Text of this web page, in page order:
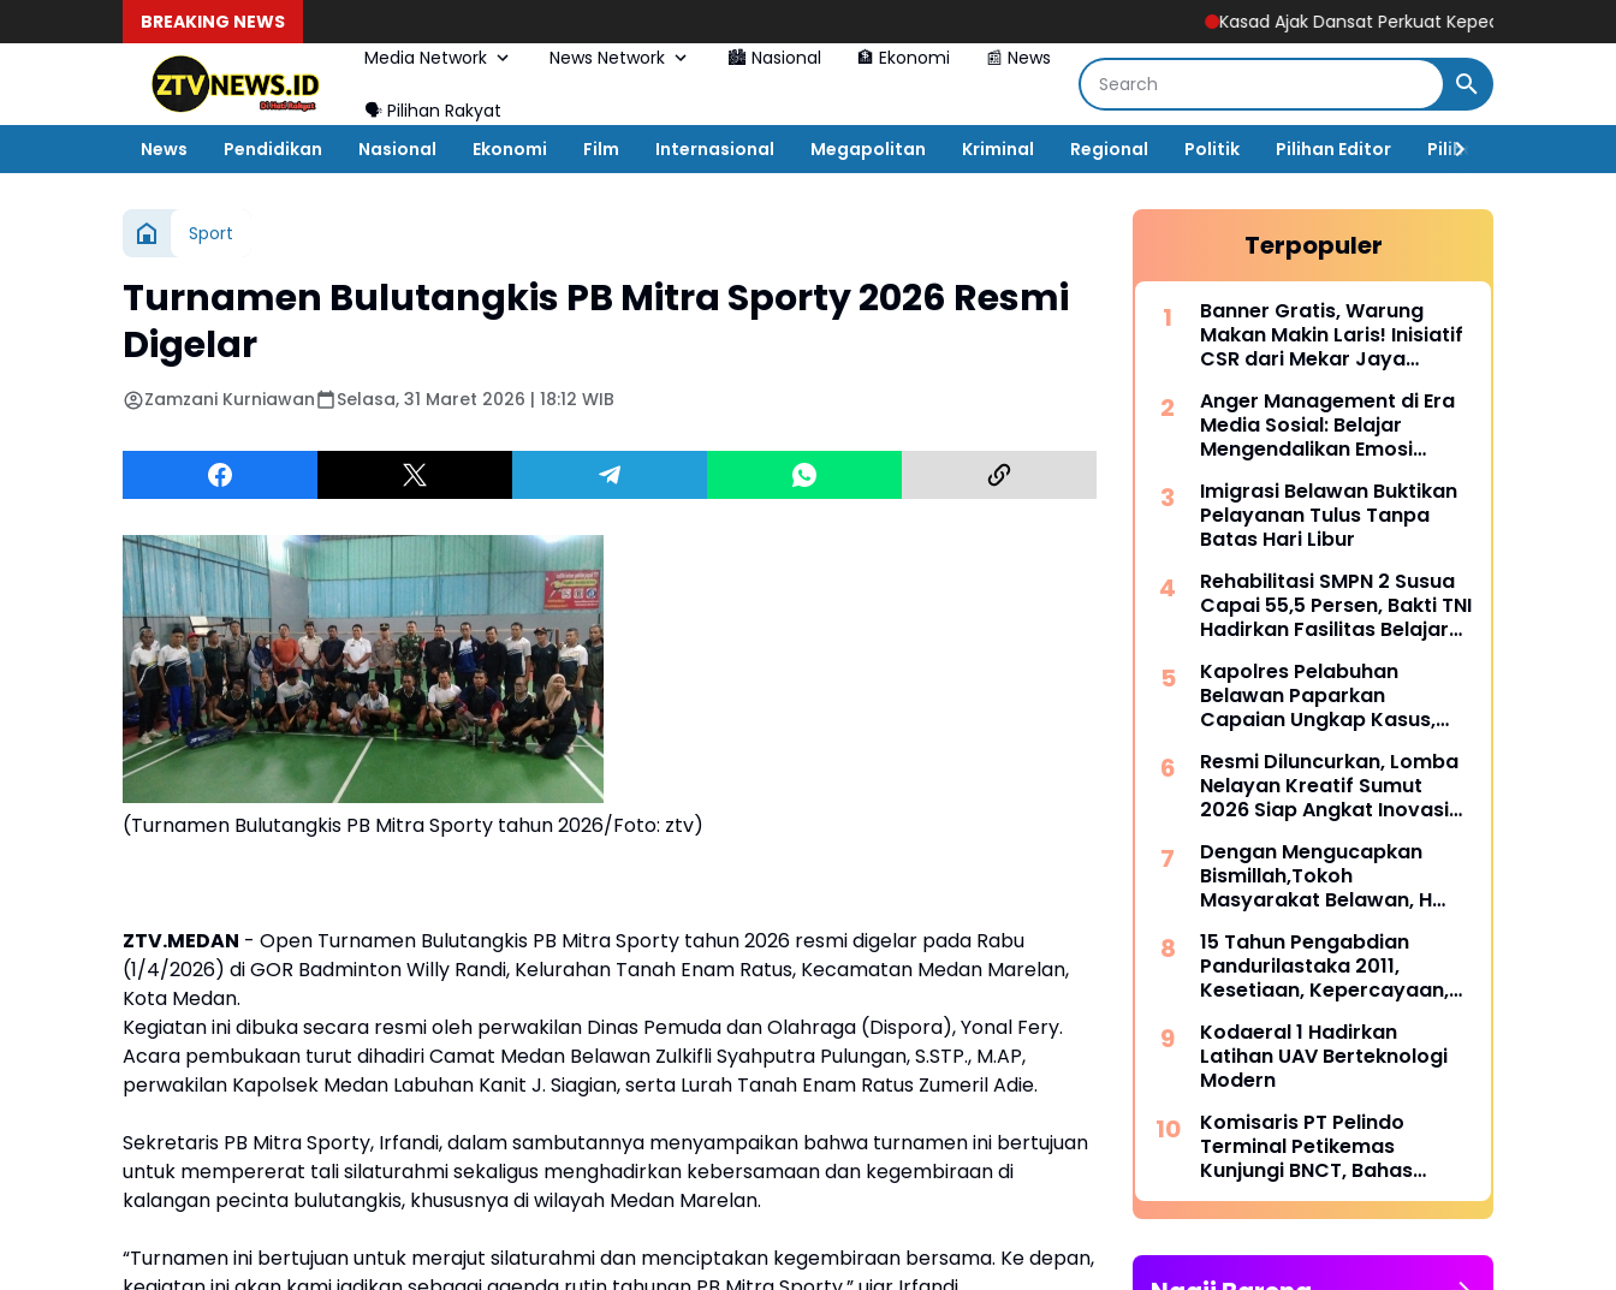
BREAKING NEWS
Kasad Ajak Dansat Perkuat Kepedulian dan Dukung Program
Media Network
News Network 🏙️ Nasional 🏦 Ekonomi 📰 News
🗣️ Pilihan Rakyat
News
Pendidikan Nasional Ekonomi Film Internasional Megapolitan Kriminal Regional Politik Pilihan Editor Pilihan Rakyat
Sport
Turnamen Bulutangkis PB Mitra Sporty 2026 Resmi
Digelar
Zamzani Kurniawan Selasa, 31 Maret 2026 | 18:12 WIB
(Turnamen Bulutangkis PB Mitra Sporty tahun 2026/Foto: ztv)
ZTV.MEDAN - Open Turnamen Bulutangkis PB Mitra Sporty tahun 2026 resmi digelar pada Rabu
(1/4/2026) di GOR Badminton Willy Randi, Kelurahan Tanah Enam Ratus, Kecamatan Medan Marelan,
Kota Medan.
Kegiatan ini dibuka secara resmi oleh perwakilan Dinas Pemuda dan Olahraga (Dispora), Yonal Fery.
Acara pembukaan turut dihadiri Camat Medan Belawan Zulkifli Syahputra Pulungan, S.STP., M.AP,
perwakilan Kapolsek Medan Labuhan Kanit J. Siagian, serta Lurah Tanah Enam Ratus Zumeril Adie.
Sekretaris PB Mitra Sporty, Irfandi, dalam sambutannya menyampaikan bahwa turnamen ini bertujuan
untuk mempererat tali silaturahmi sekaligus menghadirkan kebersamaan dan kegembiraan di
kalangan pecinta bulutangkis, khususnya di wilayah Medan Marelan.
“Turnamen ini bertujuan untuk merajut silaturahmi dan menciptakan kegembiraan bersama. Ke depan,
Terpopuler
Banner Gratis, Warung
Makan Makin Laris! Inisiatif
CSR dari Mekar Jaya
Universitas Siber Asia
Anger Management di Era
Media Sosial: Belajar
Mengendalikan Emosi
Imigrasi Belawan Buktikan
Pelayanan Tulus Tanpa
Batas Hari Libur
Rehabilitasi SMPN 2 Susua
Capai 55,5 Persen, Bakti TNI
Hadirkan Fasilitas Belajar
Kapolres Pelabuhan
Belawan Paparkan
Capaian Ungkap Kasus,
Premanisme dan Narkoba
Resmi Diluncurkan, Lomba
Nelayan Kreatif Sumut
2026 Siap Angkat Inovasi
Dengan Mengucapkan
Bismillah,Tokoh
Masyarakat Belawan, H
Musholla
15 Tahun Pengabdian
Pandurilastaka 2011,
Kesetiaan, Kepercayaan,
Terjaga
Kodaeral 1 Hadirkan
Latihan UAV Berteknologi
Modern
Komisaris PT Pelindo
Terminal Petikemas
Kunjungi BNCT, Bahas
Operasional dan Rencana
Pengembangan Terminal